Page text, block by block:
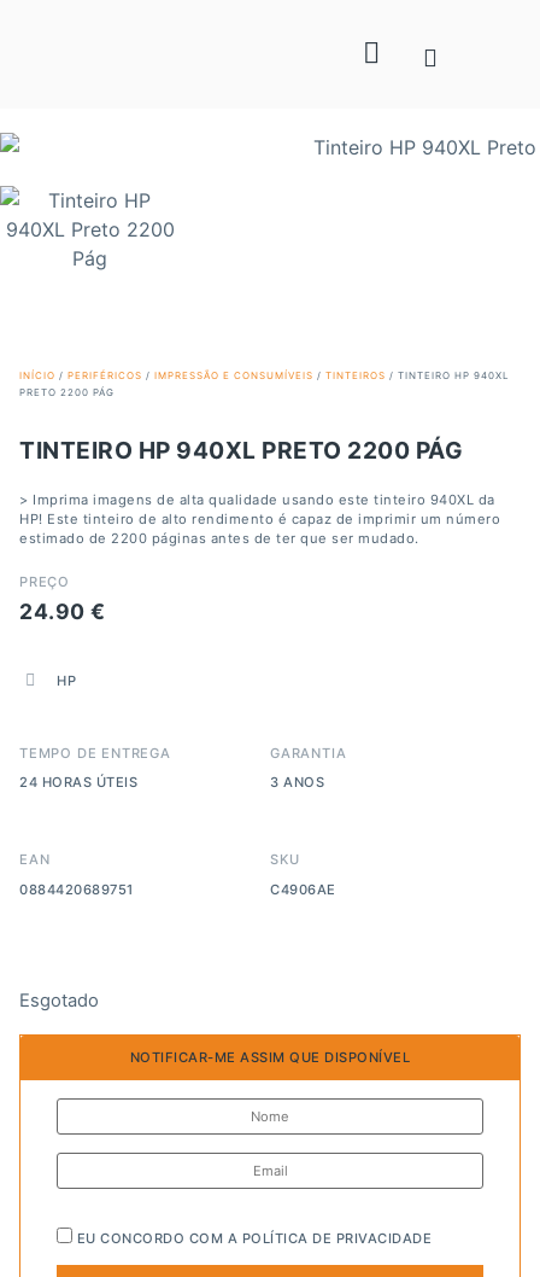
INÍCIO / PERIFÉRICOS / IMPRESSÃO E CONSUMÍVEIS / TINTEIROS / TINTEIRO HP 940XL
PRETO 2200 PÁG
TINTEIRO HP 940XL PRETO 2200 PÁG
> Imprima imagens de alta qualidade usando este tinteiro 940XL da
HP! Este tinteiro de alto rendimento é capaz de imprimir um número
estimado de 2200 páginas antes de ter que ser mudado.
PREÇO
24.90 €
HP
TEMPO DE ENTREGA
24 HORAS ÚTEIS
GARANTIA
3 ANOS
EAN
0884420689751
SKU
C4906AE
Esgotado
NOTIFICAR-ME ASSIM QUE DISPONÍVEL
EU CONCORDO COM A POLÍTICA DE PRIVACIDADE